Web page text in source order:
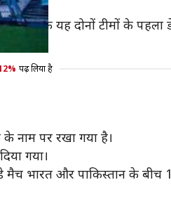
क्योंकि यह दोनों टीमों के
पढ़ लिया है
के नाम पर रखा गया है।
गया।
भारत और पाकिस्तान के